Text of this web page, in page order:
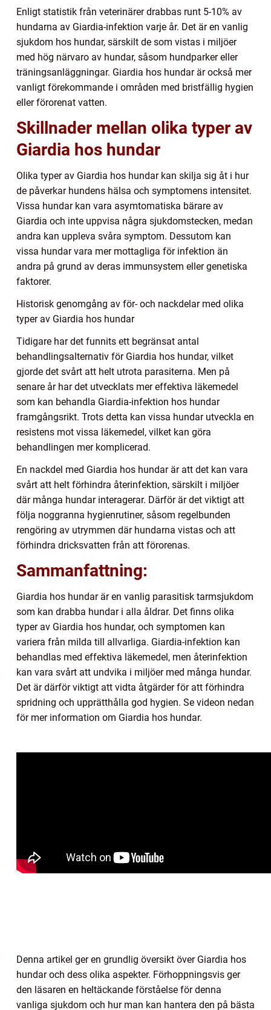
Enligt statistik från veterinärer drabbas runt 5-10% av
hundarna av Giardia-infektion varje år. Det är en vanlig
sjukdom hos hundar, särskilt de som vistas i miljöer
med hög närvaro av hundar, såsom hundparker eller
träningsanläggningar. Giardia hos hundar är också mer
vanligt förekommande i områden med bristfällig hygien
eller förorenat vatten.
Skillnader mellan olika typer av
Giardia hos hundar
Olika typer av Giardia hos hundar kan skilja sig åt i hur
de påverkar hundens hälsa och symptomens intensitet.
Vissa hundar kan vara asymtomatiska bärare av
Giardia och inte uppvisa några sjukdomstecken, medan
andra kan uppleva svåra symptom. Dessutom kan
vissa hundar vara mer mottagliga för infektion än
andra på grund av deras immunsystem eller genetiska
faktorer.
Historisk genomgång av för- och nackdelar med olika
typer av Giardia hos hundar
Tidigare har det funnits ett begränsat antal
behandlingsalternativ för Giardia hos hundar, vilket
gjorde det svårt att helt utrota parasiterna. Men på
senare år har det utvecklats mer effektiva läkemedel
som kan behandla Giardia-infektion hos hundar
framgångsrikt. Trots detta kan vissa hundar utveckla en
resistens mot vissa läkemedel, vilket kan göra
behandlingen mer komplicerad.
En nackdel med Giardia hos hundar är att det kan vara
svårt att helt förhindra återinfektion, särskilt i miljöer
där många hundar interagerar. Därför är det viktigt att
följa noggranna hygienrutiner, såsom regelbunden
rengöring av utrymmen där hundarna vistas och att
förhindra dricksvatten från att förorenas.
Sammanfattning:
Giardia hos hundar är en vanlig parasitisk tarmsjukdom
som kan drabba hundar i alla åldrar. Det finns olika
typer av Giardia hos hundar, och symptomen kan
variera från milda till allvarliga. Giardia-infektion kan
behandlas med effektiva läkemedel, men återinfektion
kan vara svårt att undvika i miljöer med många hundar.
Det är därför viktigt att vidta åtgärder för att förhindra
spridning och upprätthålla god hygien. Se videon nedan
för mer information om Giardia hos hundar.
Denna artikel ger en grundlig översikt över Giardia hos
hundar och dess olika aspekter. Förhoppningsvis ger
den läsaren en heltäckande förståelse för denna
vanliga sjukdom och hur man kan hantera den på bästa